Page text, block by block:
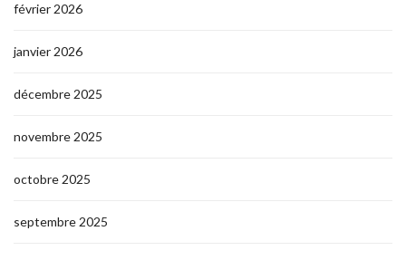
février 2026
janvier 2026
décembre 2025
novembre 2025
octobre 2025
septembre 2025